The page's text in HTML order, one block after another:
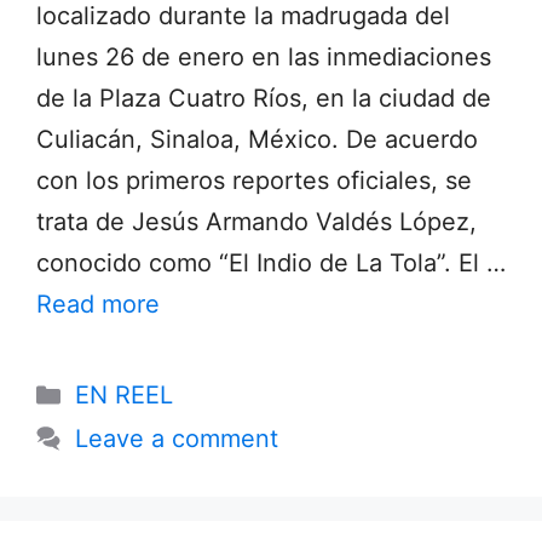
localizado durante la madrugada del
lunes 26 de enero en las inmediaciones
de la Plaza Cuatro Ríos, en la ciudad de
Culiacán, Sinaloa, México. De acuerdo
con los primeros reportes oficiales, se
trata de Jesús Armando Valdés López,
conocido como “El Indio de La Tola”. El …
Read more
Categories
EN REEL
Leave a comment